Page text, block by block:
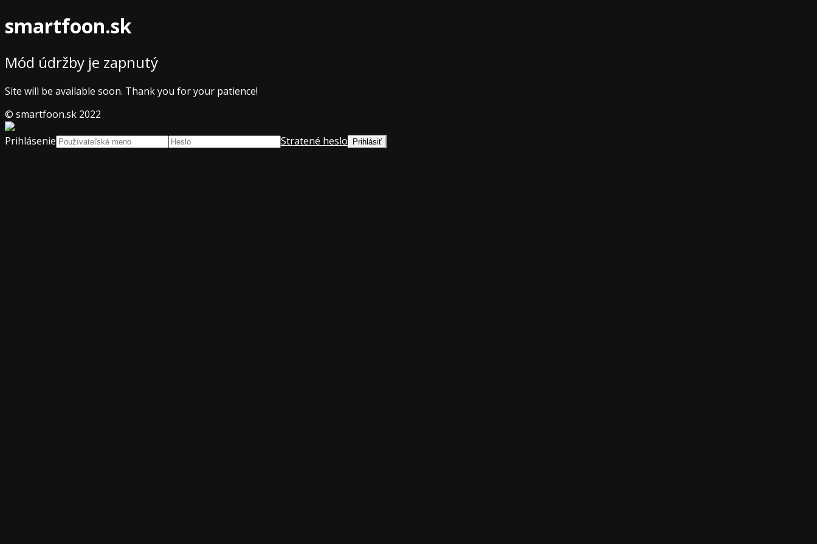
smartfoon.sk
Mód údržby je zapnutý
Site will be available soon. Thank you for your patience!
© smartfoon.sk 2022
Prihlásenie
Stratené heslo